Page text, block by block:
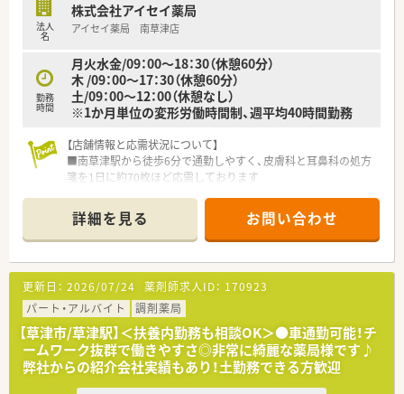
も14.9日と休みが取りやすい風土です
■産休や育休の取得実績が豊富にあるだけでなく、復帰後は小学
法人
名
株式会社アイセイ薬局
アイセイ薬局 南草津店
勤務
時間
月火水金/09：00～18：30（休憩60分）
木 /09：00～17：30（休憩60分）
土/09：00～12：00（休憩なし）
※1か月単位の変形労働時間制、週平均40時間勤務
【店舗情報と応需状況について】
■南草津駅から徒歩6分で通勤しやすく、皮膚科と耳鼻科の処方
箋を1日に約70枚ほど応需しております
き合った質の高い医療を提供しています
■開局時間は18時30分までとなっており、閉局後のプライベー
トな時間もしっかりと確保できます
【募集背景と求める人物像について】
■店舗の体制強化に向けた増員募集であり、即戦力としてご活躍
いただける方を急募にて求めています
■店長候補としてキャリアアップを目指したい意欲的な方や、地
域医療に貢献したい方を心より歓迎します
■未経験やブランクがある方でも、教育制度が整っているため安
心して新しい業務に挑戦できる環境です
詳細を見る お問い合わせ
更新日： 2026/07/24 薬剤師求人ID： 170923
パート・アルバイト
調剤薬局
【草津市/草津駅】＜扶養内勤務も相談OK＞●車通勤可能！チ
ームワーク抜群で働きやすさ◎非常に綺麗な薬局様です♪
弊社からの紹介会社実績もあり！土勤務できる方歓迎